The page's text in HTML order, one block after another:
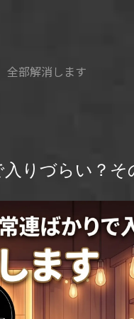
全部解消します
りづらい？そ